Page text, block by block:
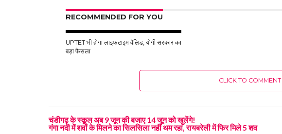
RECOMMENDED FOR YOU
UPTET भी होगा लाइफटाइम वैलिड, योगी सरकार का
बड़ा फैसला
CLICK TO COMMENT
चंडीगढ़ के स्कूल अब 9 जून की बजाए 14 जून को खुलेंगे!
गंगा नदी में शवों के मिलने का सिलसिला नहीं थम रहा, रायबरेली में फिर मिले 5 शव